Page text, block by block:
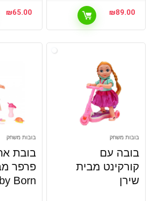
₪89.00
₪65.00
בובות משחק
בובה עם
קורקינט מבית
שירן
בובות משחק
בובת
פרפר
Born